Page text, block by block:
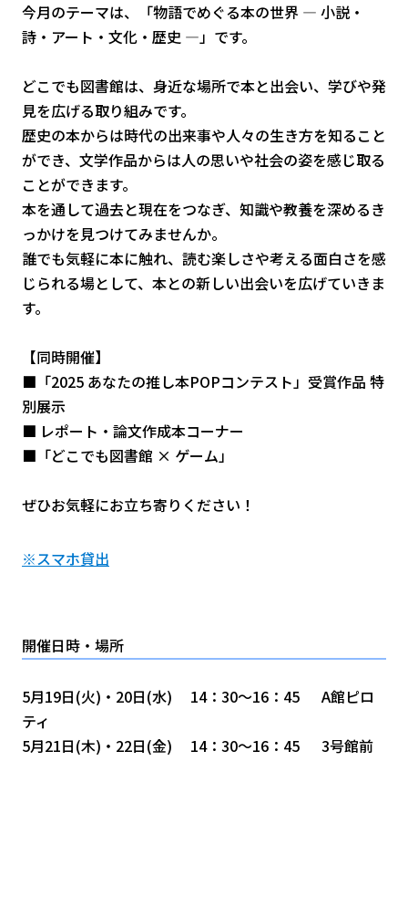
今月のテーマは、「物語でめぐる本の世界 ― 小説・
詩・アート・文化・歴史 ―」です。
どこでも図書館は、身近な場所で本と出会い、学びや発
見を広げる取り組みです。
歴史の本からは時代の出来事や人々の生き方を知ること
ができ、文学作品からは人の思いや社会の姿を感じ取る
ことができます。
本を通して過去と現在をつなぎ、知識や教養を深めるき
っかけを見つけてみませんか。
誰でも気軽に本に触れ、読む楽しさや考える面白さを感
じられる場として、本との新しい出会いを広げていきま
す。
【同時開催】
■「2025 あなたの推し本POPコンテスト」受賞作品 特
別展示
■ レポート・論文作成本コーナー
■「どこでも図書館 × ゲーム」
ぜひお気軽にお立ち寄りください！
※スマホ貸出
開催日時・場所
5月19日(火)・20日(水) 14：30～16：45 A館ピロ
ティ
5月21日(木)・22日(金) 14：30～16：45 3号館前